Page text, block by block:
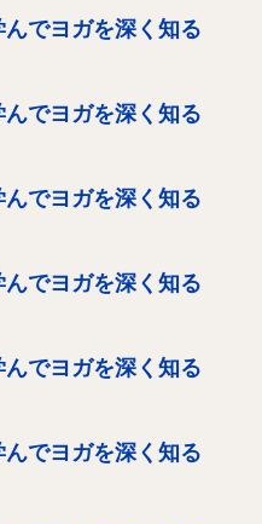
んでヨガを深く知る
んでヨガを深く知る
んでヨガを深く知る
んでヨガを深く知る
んでヨガを深く知る
んでヨガを深く知る